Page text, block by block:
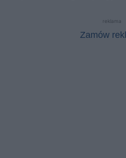
reklama
Zamów